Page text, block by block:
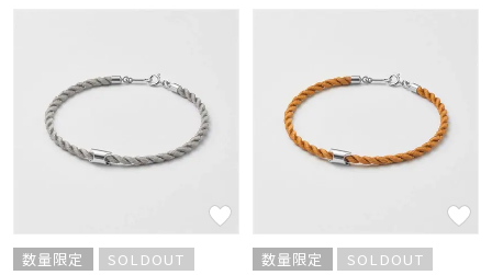
数量限定 SOLDOUT 数量限定 SOLDOUT